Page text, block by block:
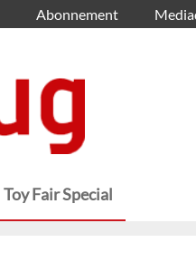
Abonnement
Toy Fair Special